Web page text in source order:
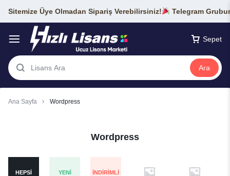
Sitemize Üye Olmadan Sipariş Verebilirsiniz! Telegram
Sepet
Ara
Ana Sayfa Wordpress
Wordpress
HEPSI YENI İNDIRIMLI